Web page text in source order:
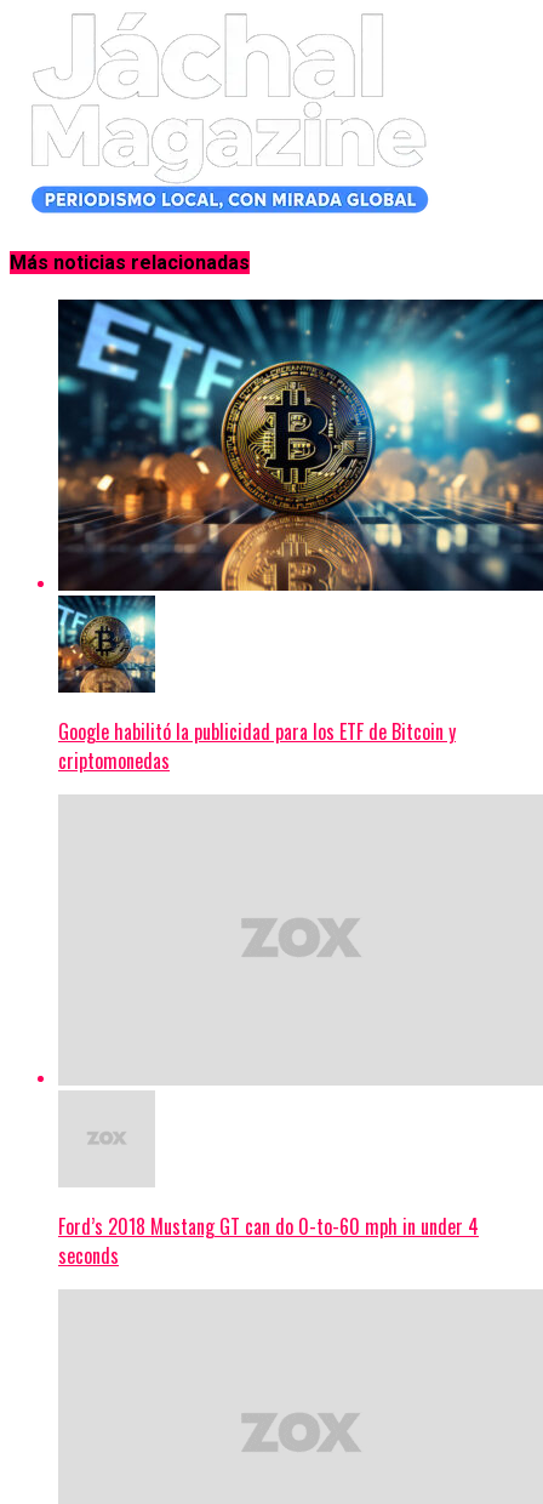
Más noticias relacionadas
Google habilitó la publicidad para los ETF de Bitcoin y
criptomonedas
Ford’s 2018 Mustang GT can do 0-to-60 mph in under 4
seconds